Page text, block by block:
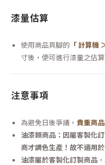
漆量估算
使用商品頁腳的 「 計算機
寸後，便可進行漆量之估算
注意事項
為避免日後爭議， 貴重商
油漆類商品：因屬客製化
商才調色生產！故不適用
油漆屬於客製化訂製商品